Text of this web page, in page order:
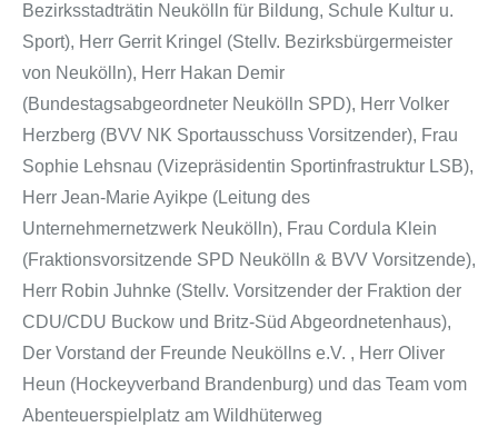
Bezirksstadträtin Neukölln für Bildung, Schule Kultur u.
Sport), Herr Gerrit Kringel (Stellv. Bezirksbürgermeister
von Neukölln), Herr Hakan Demir
(Bundestagsabgeordneter Neukölln SPD), Herr Volker
Herzberg (BVV NK Sportausschuss Vorsitzender), Frau
Sophie Lehsnau (Vizepräsidentin Sportinfrastruktur LSB),
Herr Jean-Marie Ayikpe (Leitung des
Unternehmernetzwerk Neukölln), Frau Cordula Klein
(Fraktionsvorsitzende SPD Neukölln & BVV Vorsitzende),
Herr Robin Juhnke (Stellv. Vorsitzender der Fraktion der
CDU/CDU Buckow und Britz-Süd Abgeordnetenhaus),
Der Vorstand der Freunde Neuköllns e.V. , Herr Oliver
Heun (Hockeyverband Brandenburg) und das Team vom
Abenteuerspielplatz am Wildhüterweg